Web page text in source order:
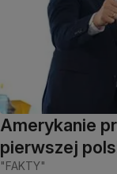
Amerykanie
pierwszej
"FAKTY"